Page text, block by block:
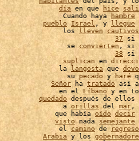
día en que hice
Cuando haya hambre
pueblo Israel , y llegue
los lleven
cautivos
37 si
se convierten , si
38 si
suplican en
la langosta que
su pecado y haré
Señor ha tratado así
en el Líbano y en
quedado después de
a orillas del mar ,
que había oído decir
visto nada semejante
el camino de regreso
Arabia y los